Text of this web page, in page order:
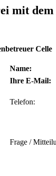
mit
Celle
Name:
Ihre E-Mail:
Telefon:
Frage /